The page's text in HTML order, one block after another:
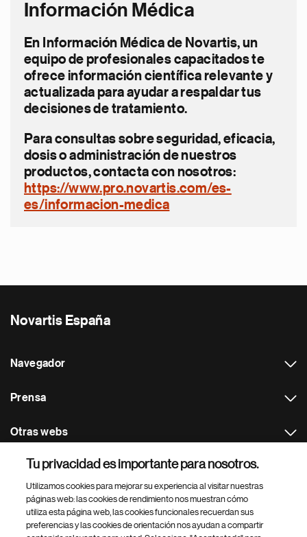
Información Médica
En Información Médica de Novartis, un
equipo de profesionales capacitados te
ofrece información científica relevante y
actualizada para ayudar a respaldar tus
decisiones de tratamiento.
Para consultas sobre seguridad, eficacia,
dosis o administración de nuestros
productos, contacta con nosotros:
https://www.pro.novartis.com/es-
es/informacion-medica
Novartis España
Navegador
Prensa
Otras webs
Footer Site Search
Tu privacidad es importante para nosotros.
Utilizamos cookies para mejorar su experiencia al visitar nuestras
páginas web: las cookies de rendimiento nos muestran cómo
utiliza esta página web, las cookies funcionales recuerdan sus
preferencias y las cookies de orientación nos ayudan a compartir